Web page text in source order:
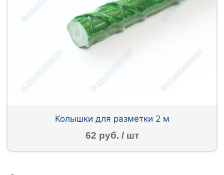
Колышки для разметки 2 м
62 руб. / шт